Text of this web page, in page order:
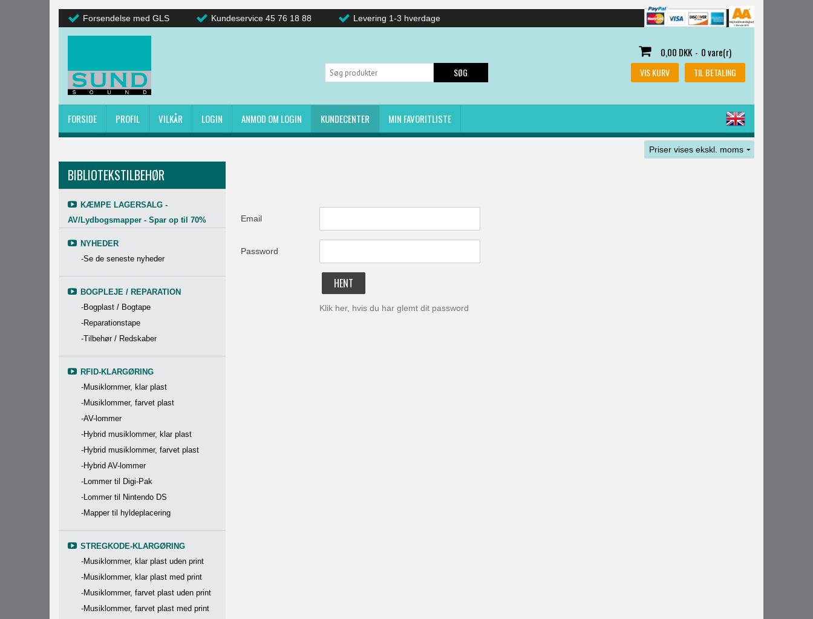
Forsendelse med GLS Kundeservice 45 76 18 88 Levering 1-3 hverdage
0,00 DKK - 0 vare(r)
VIS KURV TIL BETALING
FORSIDE PROFIL VILKÅR LOGIN ANMOD OM LOGIN KUNDECENTER MIN FAVORITLISTE
SØG
BIBLIOTEKSTILBEHØR
KÆMPE LAGERSALG -
AV/Lydbogsmapper - Spar op til 70%
NYHEDER
-Se de seneste nyheder
BOGPLEJE / REPARATION
-Bogplast / Bogtape
-Reparationstape
-Tilbehør / Redskaber
RFID-KLARGØRING
-Musiklommer, klar plast
-Musiklommer, farvet plast
-AV-lommer
-Hybrid musiklommer, klar plast
-Hybrid musiklommer, farvet plast
-Hybrid AV-lommer
-Lommer til Digi-Pak
-Lommer til Nintendo DS
-Mapper til hyldeplacering
STREGKODE-KLARGØRING
-Musiklommer, klar plast uden print
-Musiklommer, klar plast med print
-Musiklommer, farvet plast uden print
-Musiklommer, farvet plast med print
Email
Password
Klik her, hvis du har glemt dit password